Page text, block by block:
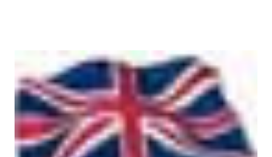
non è necessario scegliere tra moltissimi modelli, ma si
gestisce in modo più semplice. Purtroppo sul Mac non è
possibile (allo stato attuale) collegare print server di tipo
TP-Link, ovvero replicatori di porta USB su Lan, in quanto
non esiste un driver adatto. Detto questo, consideriamo la
stampante che vogliamo collegare al Mac. Il caso che